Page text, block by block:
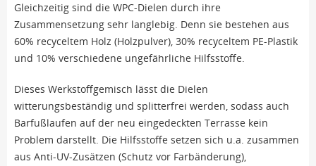
Gleichzeitig sind die WPC-Dielen durch ihre
Zusammensetzung sehr langlebig. Denn sie bestehen aus
60% recyceltem Holz (Holzpulver), 30% recyceltem PE-Plastik
und 10% verschiedene ungefährliche Hilfsstoffe.
Dieses Werkstoffgemisch lässt die Dielen
witterungsbeständig und splitterfrei werden, sodass auch
Barfußlaufen auf der neu eingedeckten Terrasse kein
Problem darstellt. Die Hilfsstoffe setzen sich u.a. zusammen
aus Anti-UV-Zusätzen (Schutz vor Farbänderung),